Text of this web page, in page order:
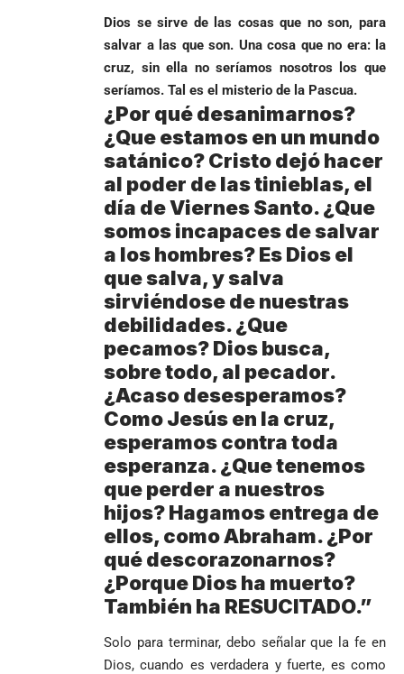
Dios se sirve de las cosas que no son, para
salvar a las que son. Una cosa que no era: la
cruz, sin ella no seríamos nosotros los que
seríamos. Tal es el misterio de la Pascua.
¿Por qué desanimarnos?
¿Que estamos en un mundo
satánico? Cristo dejó hacer
al poder de las tinieblas, el
día de Viernes Santo. ¿Que
somos incapaces de salvar
a los hombres? Es Dios el
que salva, y salva
sirviéndose de nuestras
debilidades. ¿Que
pecamos? Dios busca,
sobre todo, al pecador.
¿Acaso desesperamos?
Como Jesús en la cruz,
esperamos contra toda
esperanza. ¿Que tenemos
que perder a nuestros
hijos? Hagamos entrega de
ellos, como Abraham. ¿Por
qué descorazonarnos?
¿Porque Dios ha muerto?
También ha RESUCITADO.”
Solo para terminar, debo señalar que la fe en
Dios, cuando es verdadera y fuerte, es como